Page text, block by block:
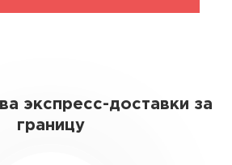
экспресс-доставки за
границу